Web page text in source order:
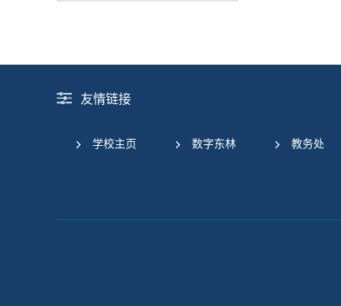
友情链接
学校主页 数字东林 教务处